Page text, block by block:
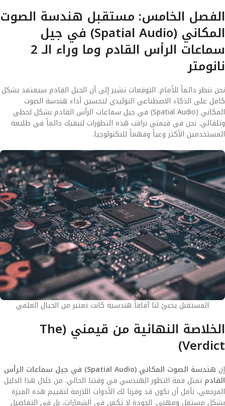
الفصل الخامس: مستقبل هندسة الصوت
المكاني (Spatial Audio) في جيل
سماعات الرأس القادم وما وراء الـ 2
نانومتر
نحن ننظر دائماً للأمام. التوقعات تشير إلى أن الجيل القادم سيعتمد بشكل
كامل على الذكاء الاصطناعي التوليدي لتحسين أداء هندسة الصوت
المكاني (Spatial Audio) في جيل سماعات الرأس القادم بشكل لحظي
وتلقائي. نحن في قيمني نراقب هذه التطورات لنبقيك دائماً في طليعة
المستخدمين الأكثر وعياً وفهماً للتكنولوجيا.
المستقبل يخبئ لنا آفاقاً هندسية كانت تعتبر من الخيال العلمي
الخلاصة النهائية من قيمني (The
Verdict)
إن
هندسة الصوت المكاني (Spatial Audio) في جيل سماعات الرأس
القادم تمثل قمة التطور الهندسي في وقتنا الحالي. من خلال هذا الدليل
المرجعي، نأمل أن نكون قد وفرنا لك الأدوات اللازمة لتقييم هذه الميزة
بشكل مستقل ومهني. الجودة لا تكمن في الشعارات، بل في التفاصيل